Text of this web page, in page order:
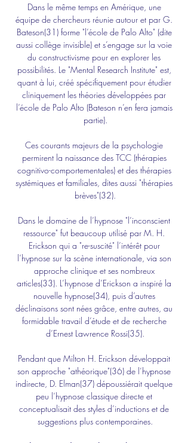
Dans le même temps en Amérique, une
équipe de chercheurs réunie autour et par G.
Bateson(31) forme "l’école de Palo Alto" (dite
aussi collège invisible) et s’engage sur la voie
du constructivisme pour en explorer les
possibilités. Le "Mental Research Institute" est,
quant à lui, créé spécifiquement pour étudier
cliniquement les théories développées par
l’école de Palo Alto (Bateson n’en fera jamais
partie).
Ces courants majeurs de la psychologie
permirent la naissance des TCC (thérapies
cognitivo-comportementales) et des thérapies
systémiques et familiales, dites aussi "thérapies
brèves"(32).
Dans le domaine de l’hypnose "l’inconscient
ressource" fut beaucoup utilisé par M. H.
Erickson qui a "re-suscité" l’intérêt pour
l’hypnose sur la scène internationale, via son
approche clinique et ses nombreux
articles(33). L’hypnose d’Erickson a inspiré la
nouvelle hypnose(34), puis d’autres
déclinaisons sont nées grâce, entre autres, au
formidable travail d’étude et de recherche
d’Ernest Lawrence Rossi(35).
Pendant que Milton H. Erickson développait
son approche "athéorique"(36) de l’hypnose
indirecte, D. Elman(37) dépoussiérait quelque
peu l’hypnose classique directe et
conceptualisait des styles d’inductions et de
suggestions plus contemporaines.